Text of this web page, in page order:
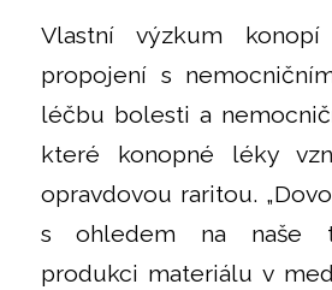
Vlastní výzkum
propojení s
léčbu bolesti a
které konopné léky
opravdovou raritou.
s ohledem na naše
produkci materiálu v